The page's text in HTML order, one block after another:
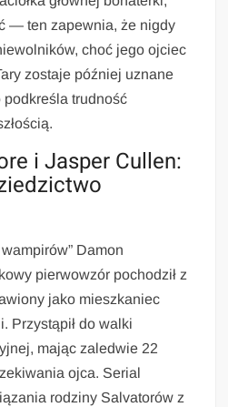
— ten zapewnia, że nigdy
choć jego ojciec
zostaje później uznane
podkreśla trudność
i Jasper Cullen:
Damon
pierwowzór pochodził z
jako mieszkaniec
Przystąpił do walki
mając zaledwie 22
ojca. Serial
rodziny Salvatorów z